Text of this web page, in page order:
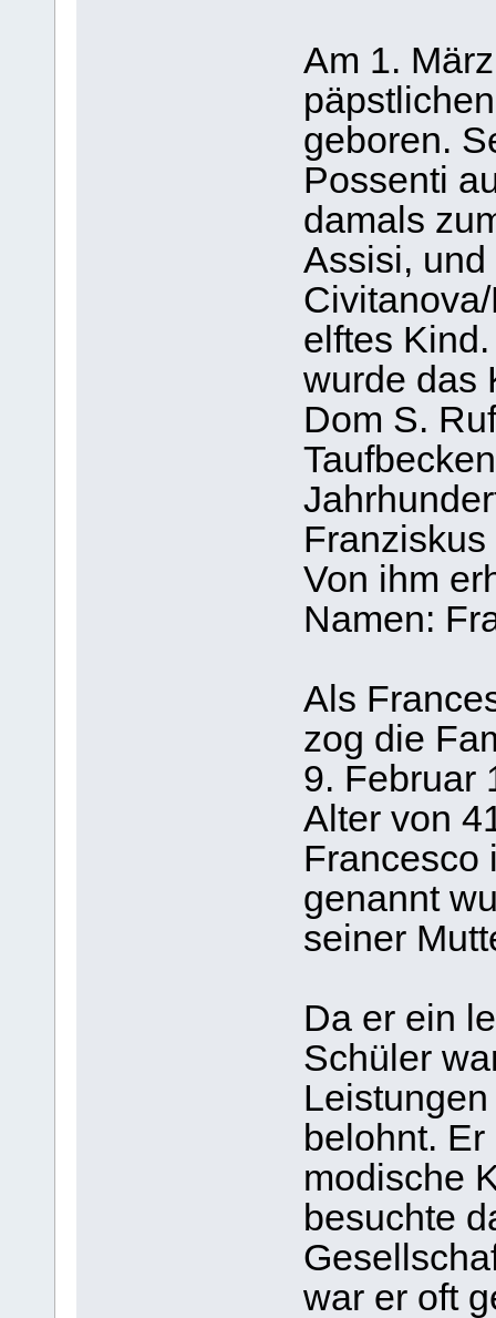
Am 1.
geboren.
Possenti
damals
Assisi,
elftes
wurde das
Dom S.
Von ihm
Namen:
Als
zog die
9. Februar
Alter von
Francesco
genannt
seiner
Da er ein
Schüler
belohnt.
modische
besuchte
war er oft